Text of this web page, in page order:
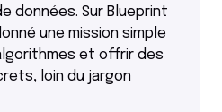
données. Sur Blueprint
une mission simple
et offrir des
loin du jargon